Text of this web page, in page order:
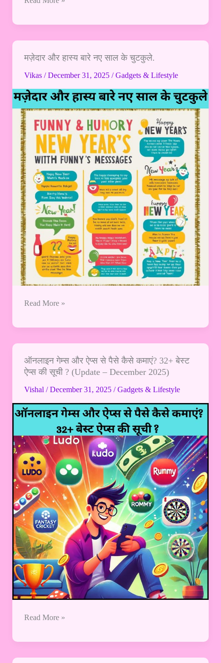
नहीं?
मज़ेदार और हास्य बारे नए साल के चुटकुले.
Vikas /December 31, 2025 /Gadgets & Lifestyle
मज़ेदार
बारे
नए
साल
के
चुटकुले.
Read More »
ऑनलाइन गेम्स और ऐप्स से पैसे कैसे कमाएं? 32+ बेस्ट
ऐप्स की सूची ? (Update – December 2025)
Vishal /December 31, 2025 /Gadgets & Lifestyle
ऑनलाइन
गेम्स
से
पैसे
कमाएं?
32+
बेस्ट
ऐप्स
की
सूची
?
(Update
–
December
2025)
Read More »